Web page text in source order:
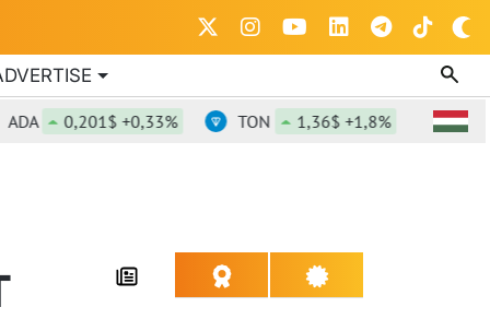
0,201$ +0,33% TON 1,36$ +1,8% DOT